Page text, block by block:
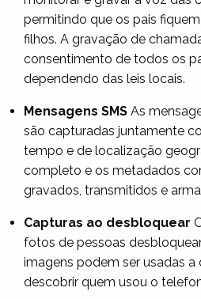
permitindo que os pais
filhos. A gravação de
consentimento de todos os
dependendo das leis locais.
Mensagens SMS As
são capturadas juntamente
tempo e de localização
completo e os metadados
gravados, transmitidos e
Capturas ao desbloquear
fotos de pessoas
imagens podem ser usadas
descobrir quem usou o